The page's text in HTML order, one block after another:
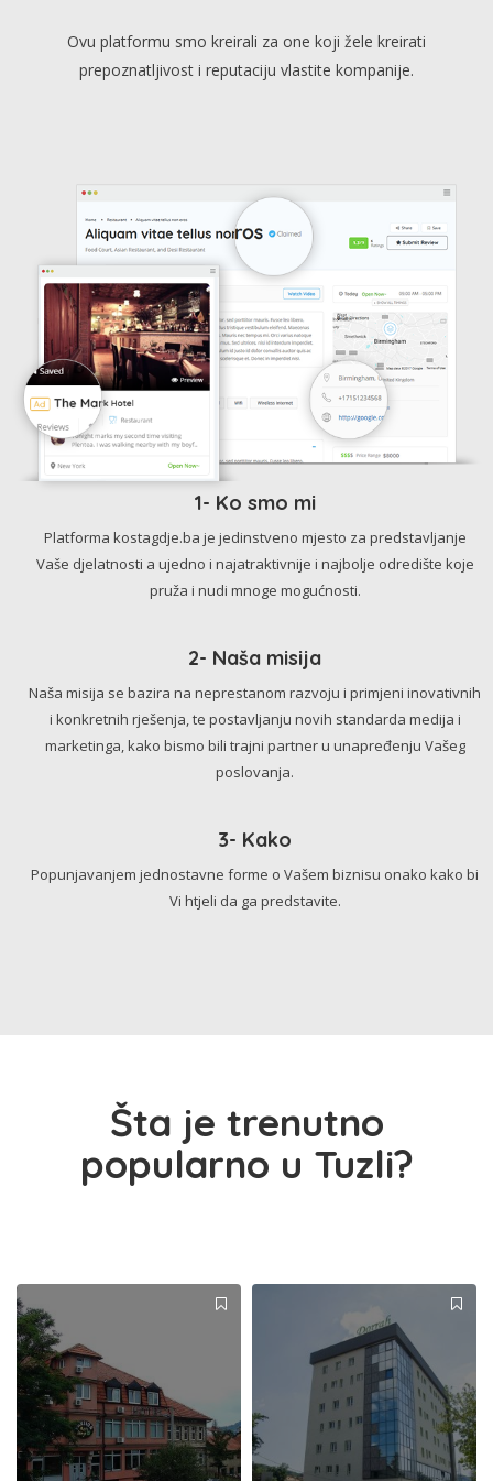
Ovu platformu smo kreirali za one koji žele kreirati
prepoznatljivost i reputaciju vlastite kompanije.
1- Ko smo mi
Platforma kostagdje.ba je jedinstveno mjesto za predstavljanje
Vaše djelatnosti a ujedno i najatraktivnije i najbolje odredište koje
pruža i nudi mnoge mogućnosti.
2- Naša misija
Naša misija se bazira na neprestanom razvoju i primjeni inovativnih
i konkretnih rješenja, te postavljanju novih standarda medija i
marketinga, kako bismo bili trajni partner u unapređenju Vašeg
poslovanja.
3- Kako
Popunjavanjem jednostavne forme o Vašem biznisu onako kako bi
Vi htjeli da ga predstavite.
Šta je trenutno
popularno u Tuzli?